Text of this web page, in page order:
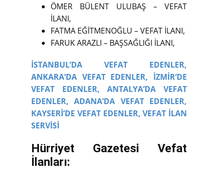
ÖMER BÜLENT ULUBAŞ – VEFAT
İLANI,
FATMA EĞİTMENOĞLU – VEFAT İLANI,
FARUK ARAZLI – BAŞSAĞLIĞI İLANI,
İSTANBUL’DA VEFAT EDENLER,
ANKARA’DA VEFAT EDENLER, İZMİR’DE
VEFAT EDENLER,
ANTALYA’DA VEFAT
EDENLER, ADANA’DA VEFAT EDENLER,
KAYSERİ’DE VEFAT EDENLER, VEFAT İLAN
SERVİSİ
Hürriyet Gazetesi Vefat
İlanları: